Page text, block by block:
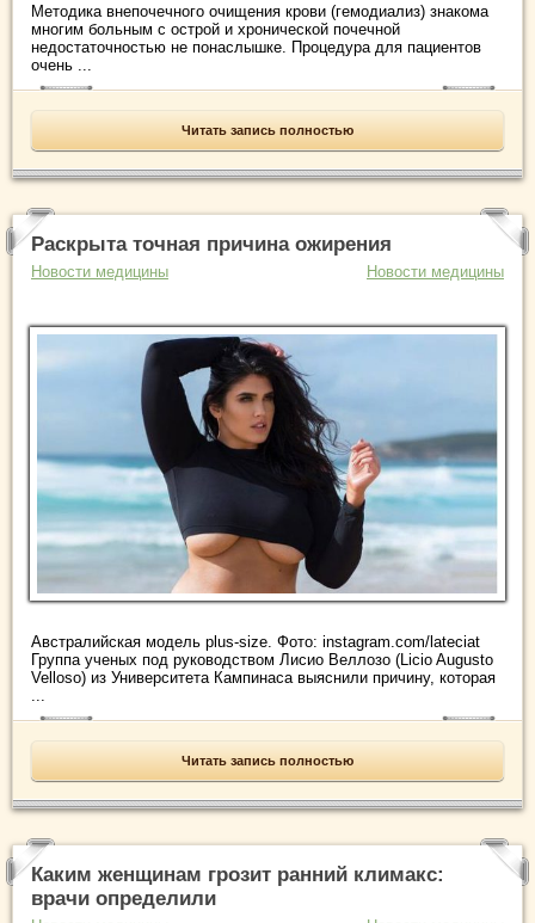
Методика внепочечного очищения крови (гемодиализ) знакома
многим больным с острой и хронической почечной
недостаточностью не понаслышке. Процедура для пациентов
очень ...
Читать запись полностью
Раскрыта точная причина ожирения
Новости медицины Новости медицины
Австралийская модель plus-size. Фото: instagram.com/lateciat
Группа ученых под руководством Лисио Веллозо (Licio Augusto
Velloso) из Университета Кампинаса выяснили причину, которая
Читать запись полностью
Каким женщинам грозит ранний климакс:
врачи определили